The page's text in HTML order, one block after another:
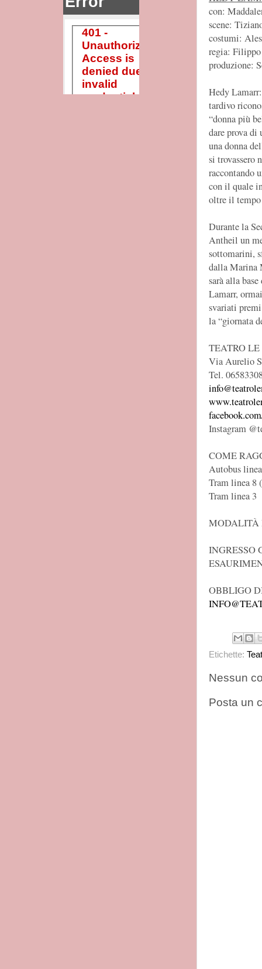
con:
scene:
costumi:
regia: Filippo
produzione:
Hedy
tardivo
“donna più
dare prova di
una donna
si trovassero
raccontando
con il quale
oltre il tempo
Durante la
Antheil un
sottomarini,
dalla Marina
sarà alla
Lamarr,
svariati
la “giornata
TEATRO
Via Aurelio
Tel.
Instagram
COME
Autobus
Tram linea 8
Tram linea 3
MODALITÀ
INGRESSO
OBBLIGO
Etichette:
Nessun
Posta un